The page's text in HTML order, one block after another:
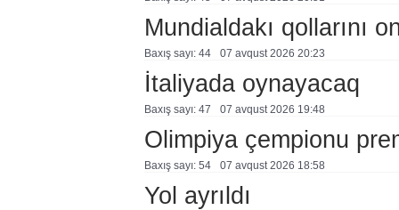
Mundialdakı qollarını
Baxış sayı: 44 07 avqust 2026 20:23
İtaliyada oynayacaq
Baxış sayı: 47 07 avqust 2026 19:48
Olimpiya çempionu
Baxış sayı: 54 07 avqust 2026 18:58
Yol ayrıldı